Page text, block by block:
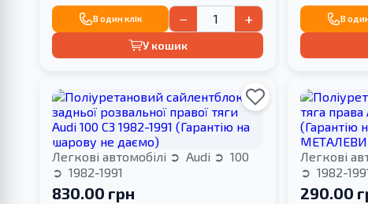
В один клік − +
У кошик
В
Легкові автомобілі Audi
100
1982-1991
830.00 грн
Легкові
1982-
290.00